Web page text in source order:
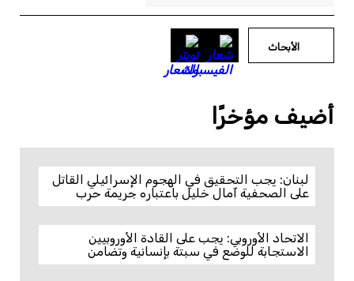
الأبحاث
أضيف مؤخرًا
لبنان: يجب التحقيق في الهجوم الإسرائيلي القاتل
على الصحفية آمال خليل باعتباره جريمة حرب
الاتحاد الأوروبي: يجب على القادة الأوروبيين
الاستجابة للوضع في سبتة بإنسانية وتضامن